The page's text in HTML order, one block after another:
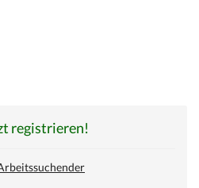
registrieren!